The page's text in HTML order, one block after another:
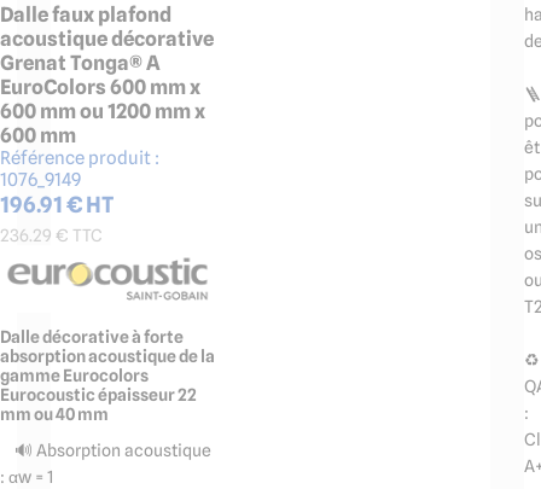
Dalle faux plafond
acoustique décorative
Grenat Tonga® A
EuroColors 600 mm x
600 mm ou 1200 mm x
600 mm
Référence produit :
1076_9149
196.91€ HT
236.29 € TTC
Dalle décorative à forte
absorption acoustique de la
gamme Eurocolors
Eurocoustic épaisseur 22
mm ou 40 mm
🔊 Absorption acoustique
: αw = 1
♻️
: